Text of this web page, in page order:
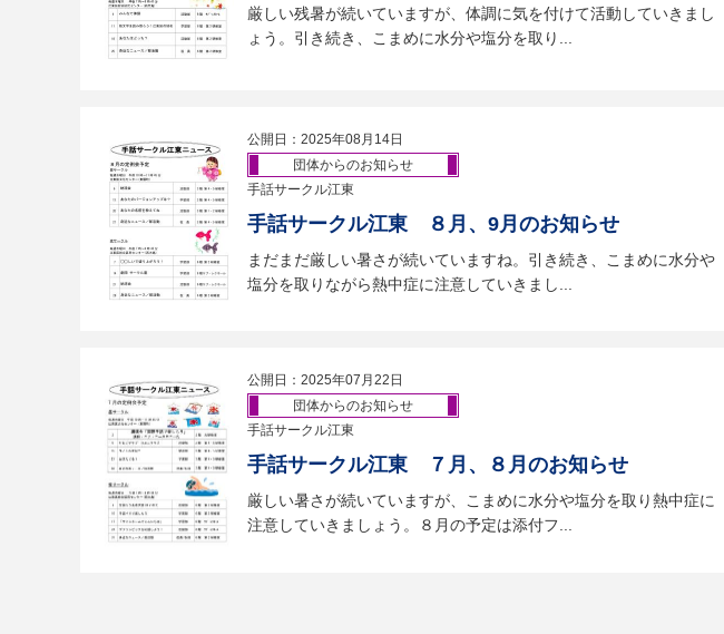
厳しい残暑が続いていますが、体調に気を付けて活動していきまし
ょう。引き続き、こまめに水分や塩分を取り...
公開日：2025年08月14日
団体からのお知らせ
手話サークル江東
手話サークル江東 ８月、9月のお知らせ
まだまだ厳しい暑さが続いていますね。引き続き、こまめに水分や
塩分を取りながら熱中症に注意していきまし...
公開日：2025年07月22日
団体からのお知らせ
手話サークル江東
手話サークル江東 ７月、８月のお知らせ
厳しい暑さが続いていますが、こまめに水分や塩分を取り熱中症に
注意していきましょう。８月の予定は添付フ...